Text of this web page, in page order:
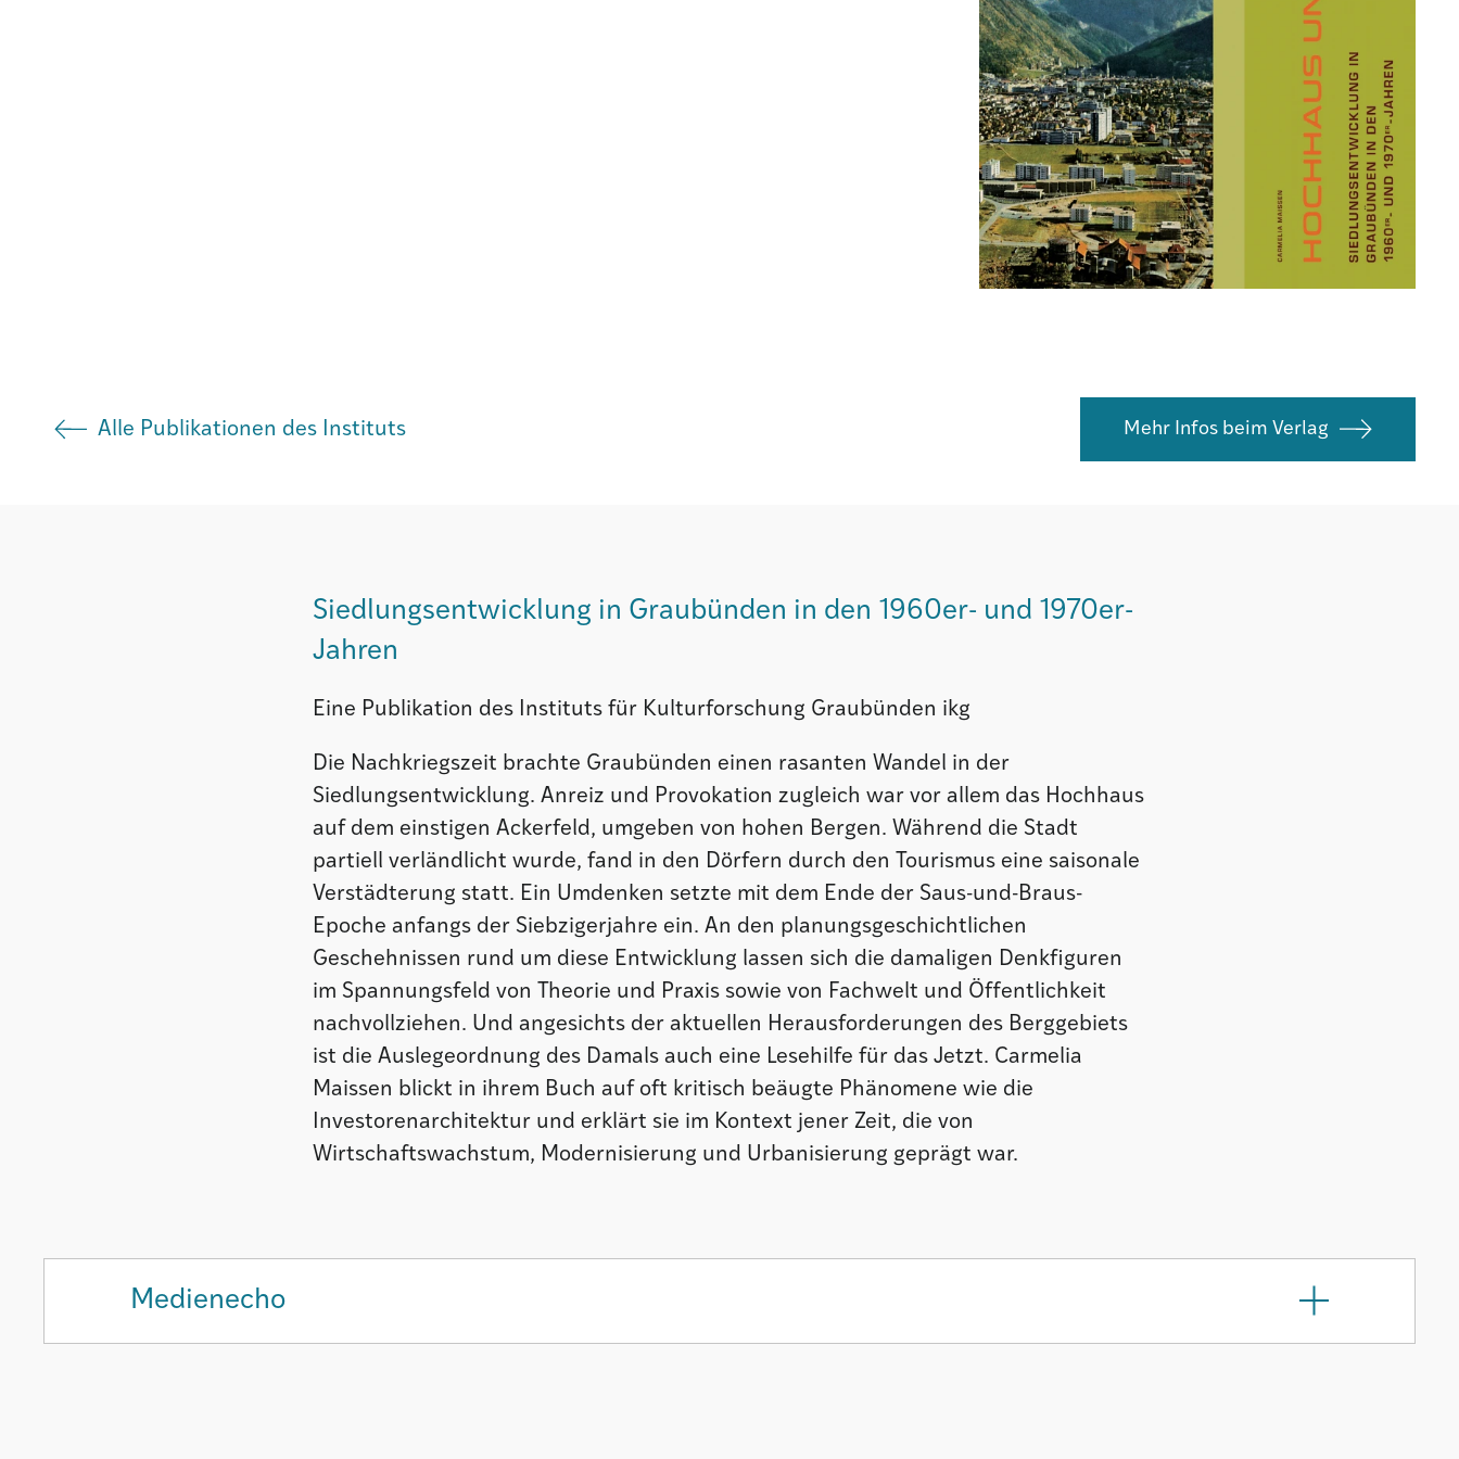
Alle Publikationen des Instituts Mehr Infos beim Verlag
Siedlungsentwicklung in Graubünden in den 1960er- und 1970er-
Jahren
Eine Publikation des Instituts für Kulturforschung Graubünden ikg
Die Nachkriegszeit brachte Graubünden einen rasanten Wandel in der
Siedlungsentwicklung. Anreiz und Provokation zugleich war vor allem das Hochhaus
auf dem einstigen Ackerfeld, umgeben von hohen Bergen. Während die Stadt
partiell verländlicht wurde, fand in den Dörfern durch den Tourismus eine saisonale
Verstädterung statt. Ein Umdenken setzte mit dem Ende der Saus-und-Braus-
Epoche anfangs der Siebzigerjahre ein. An den planungsgeschichtlichen
Geschehnissen rund um diese Entwicklung lassen sich die damaligen Denkfiguren
im Spannungsfeld von Theorie und Praxis sowie von Fachwelt und Öffentlichkeit
nachvollziehen. Und angesichts der aktuellen Herausforderungen des Berggebiets
ist die Auslegeordnung des Damals auch eine Lesehilfe für das Jetzt. Carmelia
Maissen blickt in ihrem Buch auf oft kritisch beäugte Phänomene wie die
Investorenarchitektur und erklärt sie im Kontext jener Zeit, die von
Wirtschaftswachstum, Modernisierung und Urbanisierung geprägt war.
Medienecho